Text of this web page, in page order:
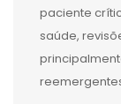
paciente
saúde,